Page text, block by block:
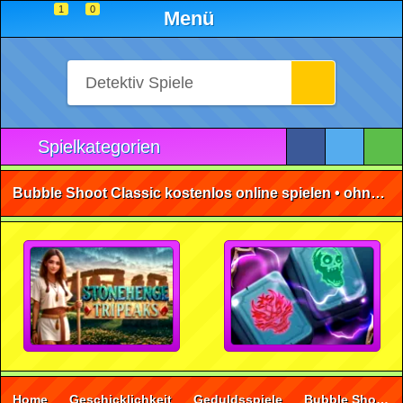
1 0 Menü
Spielkategorien
Bubble Shoot Classic kostenlos online spielen • ohne Anmeldung 🕹️
Home Geschicklichkeit Geduldsspiele Bubble Shooter